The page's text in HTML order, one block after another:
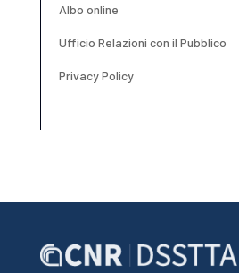
Albo online
Ufficio Relazioni con il Pubblico
Privacy Policy